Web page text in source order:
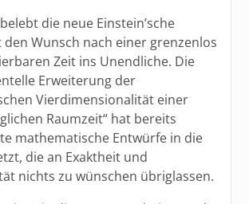
die neue Einstein’sche
den Wunsch nach einer grenzenlos
Zeit ins Unendliche. Die
Erweiterung der
Vierdimensionalität einer
Raumzeit“ hat bereits
mathematische Entwürfe in die
die an Exaktheit und
nichts zu wünschen übriglassen.